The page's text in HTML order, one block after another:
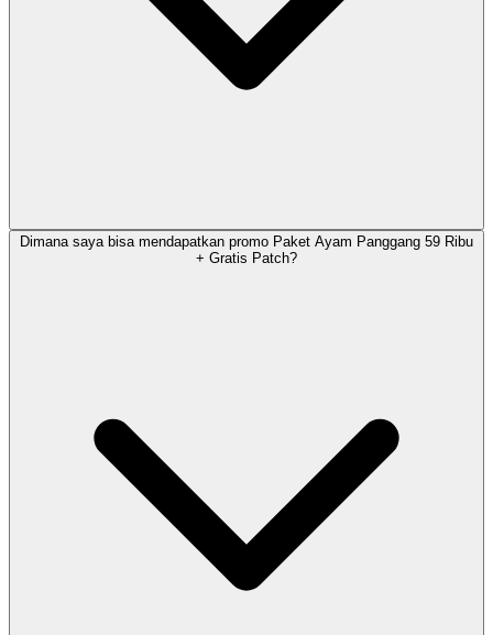
Dimana saya bisa mendapatkan promo Paket Ayam Panggang 59 Ribu
+ Gratis Patch?